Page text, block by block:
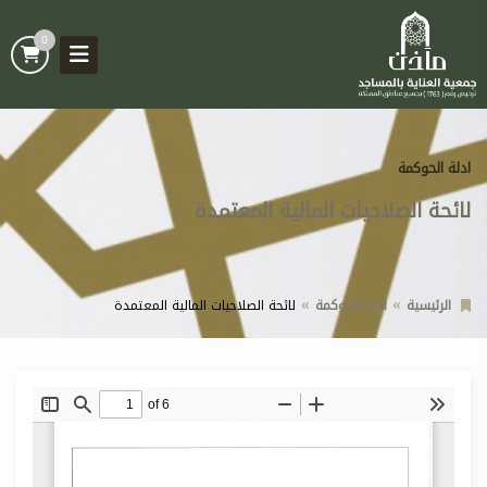
0
ادلة الحوكمة
لائحة الصلاحيات المالية المعتمدة
الرئيسية ادلة الحوكمة لائحة الصلاحيات المالية المعتمدة